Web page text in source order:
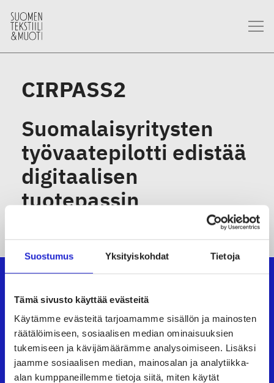
Suostumus Yksityiskohdat Tietoja
Tämä sivusto käyttää evästeitä
Käytämme evästeitä tarjoamamme sisällön ja mainosten
räätälöimiseen, sosiaalisen median ominaisuuksien
tukemiseen ja kävijämäärämme analysoimiseen. Lisäksi
jaamme sosiaalisen median, mainosalan ja analytiikka-
alan kumppaneillemme tietoja siitä, miten käytät
CIRPASS2
Suomalaisyritysten
työvaatepilotti edistää
digitaalisen
tuotepassin
Suomen Tekstiili & Muoti ry
Suomen Tekstiili & Muoti ry on tekstiili-, vaate- ja
muotialan yritysten etujärjestö, joka tarjoaa
asiantuntijapalveluita, koulutusta ja tapahtumia.